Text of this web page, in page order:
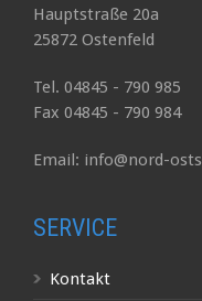
Hauptstraße 20a
25872 Ostenfeld
Tel. 04845 - 790 985
Fax 04845 - 790 984
Email: info@nord-
SERVICE
Kontakt